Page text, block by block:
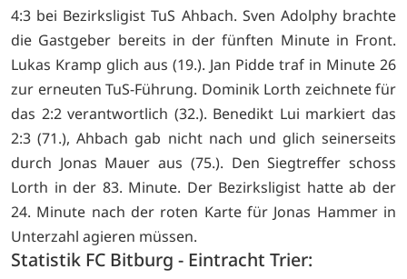
4:3 bei Bezirksligist TuS Ahbach. Sven Adolphy brachte
die Gastgeber bereits in der fünften Minute in Front.
Lukas Kramp glich aus (19.). Jan Pidde traf in Minute 26
zur erneuten TuS-Führung. Dominik Lorth zeichnete für
das 2:2 verantwortlich (32.). Benedikt Lui markiert das
2:3 (71.), Ahbach gab nicht nach und glich seinerseits
durch Jonas Mauer aus (75.). Den Siegtreffer schoss
Lorth in der 83. Minute. Der Bezirksligist hatte ab der
24. Minute nach der roten Karte für Jonas Hammer in
Unterzahl agieren müssen.
Statistik FC Bitburg - Eintracht Trier: